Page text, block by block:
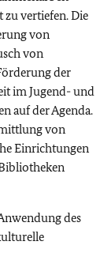
zu vertiefen. Die
von
von
der
im Jugend- und
auf der Agenda.
von
Einrichtungen
des